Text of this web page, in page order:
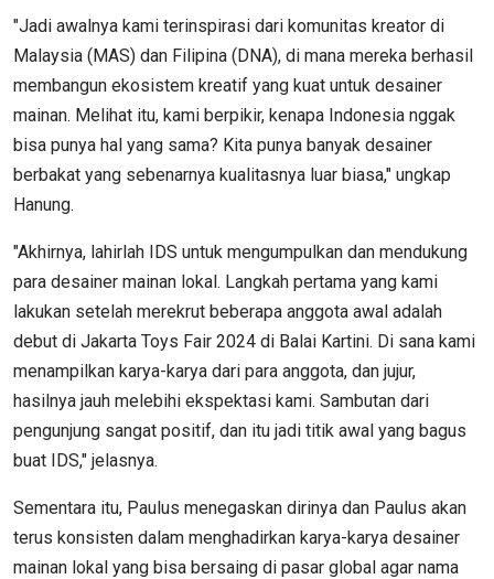
"Jadi awalnya kami terinspirasi dari komunitas kreator di
Malaysia (MAS) dan Filipina (DNA), di mana mereka berhasil
membangun ekosistem kreatif yang kuat untuk desainer
mainan. Melihat itu, kami berpikir, kenapa Indonesia nggak
bisa punya hal yang sama? Kita punya banyak desainer
berbakat yang sebenarnya kualitasnya luar biasa," ungkap
Hanung.
"Akhirnya, lahirlah IDS untuk mengumpulkan dan mendukung
para desainer mainan lokal. Langkah pertama yang kami
lakukan setelah merekrut beberapa anggota awal adalah
debut di Jakarta Toys Fair 2024 di Balai Kartini. Di sana kami
menampilkan karya-karya dari para anggota, dan jujur,
hasilnya jauh melebihi ekspektasi kami. Sambutan dari
pengunjung sangat positif, dan itu jadi titik awal yang bagus
buat IDS," jelasnya.
Sementara itu, Paulus menegaskan dirinya dan Paulus akan
terus konsisten dalam menghadirkan karya-karya desainer
mainan lokal yang bisa bersaing di pasar global agar nama